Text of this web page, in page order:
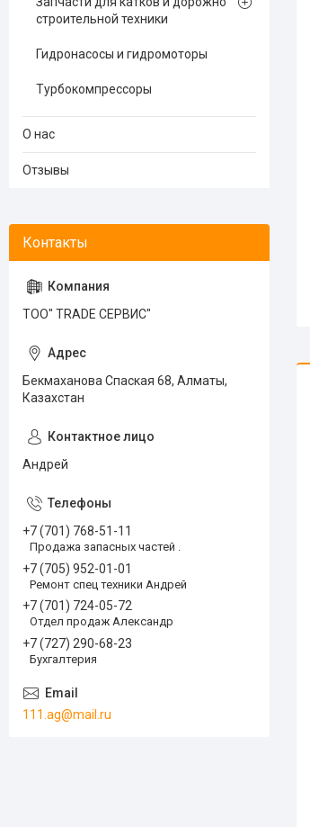
строительной техники
Гидронасосы и гидромоторы
Турбокомпрессоры
О нас
Отзывы
ТОО" TRADE СЕРВИС"
Бекмаханова Спаская 68, Алматы,
Казахстан
Андрей
+7 (701) 768-51-11
Продажа запасных частей .
+7 (705) 952-01-01
Ремонт спец техники Андрей
+7 (701) 724-05-72
Отдел продаж Александр
+7 (727) 290-68-23
Бухгалтерия
111.ag@mail.ru